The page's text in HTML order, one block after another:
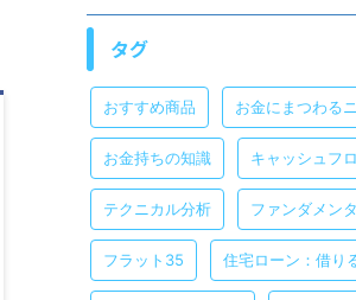
タグ
おすすめ商品 お金にまつわる
お金持ちの知識 キャッシュフ
テクニカル分析 ファンダメン
フラット35 住宅ローン：借り